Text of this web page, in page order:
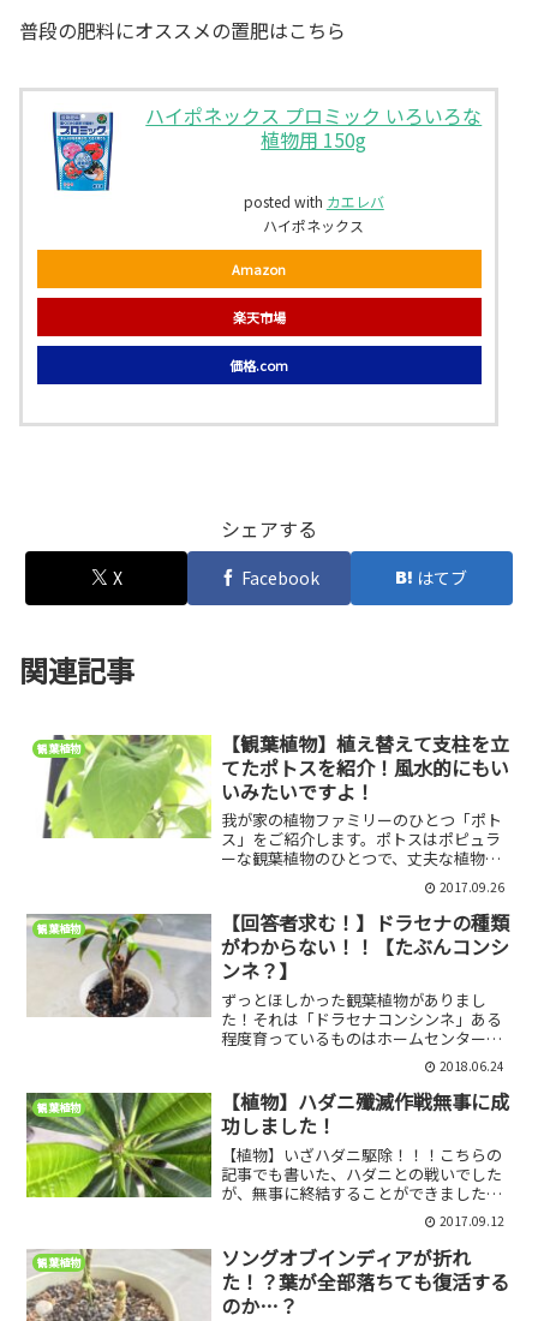
普段の肥料にオススメの置肥はこちら
ハイポネックス プロミック いろいろな
植物用 150g
posted with カエレバ
ハイポネックス
Amazon
楽天市場
価格.com
シェアする
X Facebook はてブ
関連記事
観葉植物
【観葉植物】植え替えて支柱を立
てたポトスを紹介！風水的にもい
いみたいですよ！
我が家の植物ファミリーのひとつ「ポト
ス」をご紹介します。ポトスはポピュラ
ーな観葉植物のひとつで、丈夫な植物で
あるため、初心者でも育てやすいです。
そんな我が家のポトスをご紹介します。
支柱を立てています！我が家のポトスは
こんな感じです。大きめの...
2017.09.26
観葉植物
【回答者求む！】ドラセナの種類
がわからない！！【たぶんコンシ
ンネ？】
ずっとほしかった観葉植物がありまし
た！それは「ドラセナコンシンネ」ある
程度育っているものはホームセンター等
で割と見ますが、小さいものを大きくし
ていきたい私としては、小さいコンシン
ネがほしいのです！しかし、意外と売っ
ていない小さいコンシンネで...
2018.06.24
観葉植物
【植物】ハダニ殲滅作戦無事に成
功しました！
【植物】いざハダニ駆除！！！こちらの
記事でも書いた、ハダニとの戦いでした
が、無事に終結することができました。
今朝確認をしたところ、ハダニの死骸し
か確認できなかったので、とりあえずは
安心することができました。ご参考のた
め、ハダニとの格闘記録を...
2017.09.12
観葉植物
ソングオブインディアが折れ
た！？葉が全部落ちても復活する
のか…？